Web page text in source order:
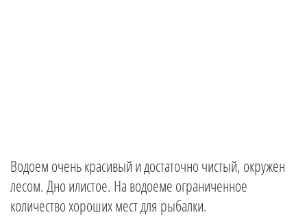
Водоем очень красивый и достаточно чистый, окружен
лесом. Дно илистое. На водоеме ограниченное
количество хороших мест для рыбалки.